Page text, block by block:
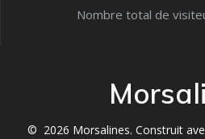
Nombre total de
© 2026 Morsalines. Construit